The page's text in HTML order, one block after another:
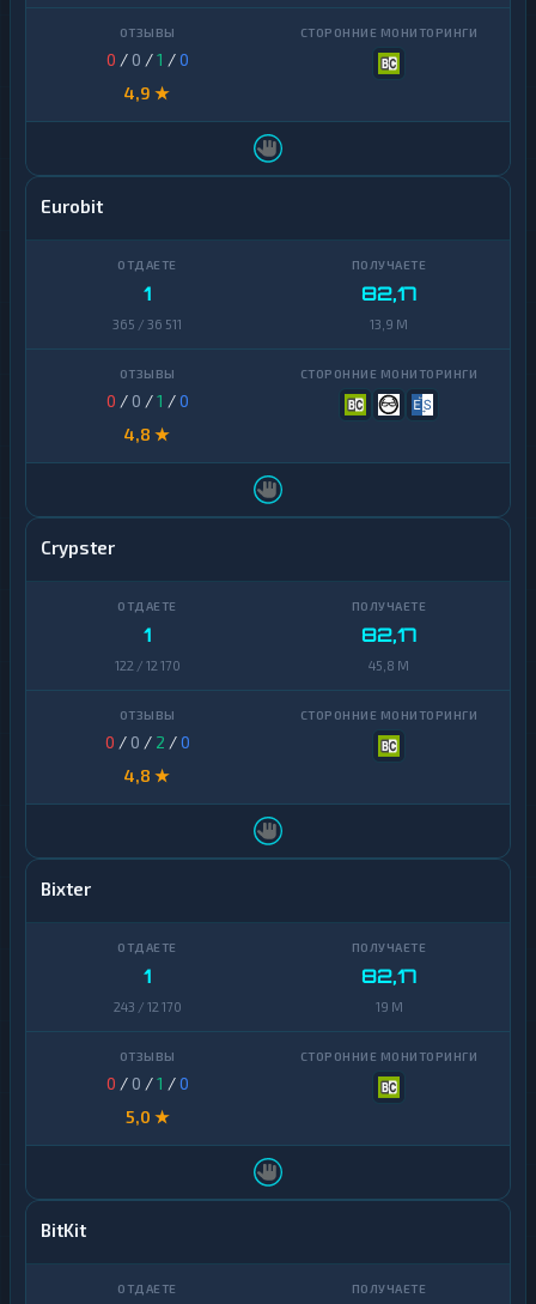
0 / 0 /1 /0
4,9 ★
Eurobit
1
365 / 36 511
82,17
13,9 M
0 / 0 /1 /0
4,8 ★
Crypster
1
122 / 12 170
82,17
45,8 M
0 / 0 / 2 /0
4,8 ★
Bixter
1
243 / 12 170
82,17
19 M
0 / 0 /1 /0
5,0 ★
BitKit